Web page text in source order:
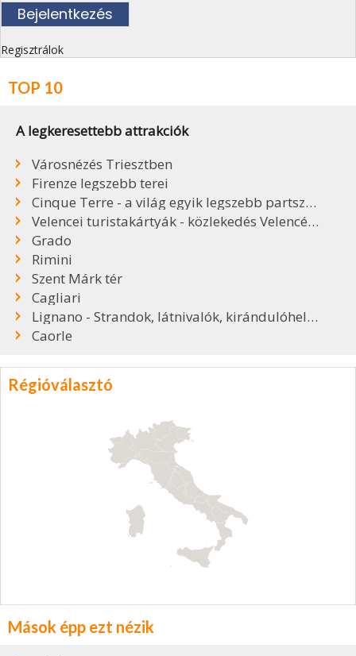
Regisztrálok
TOP 10
A legkeresettebb attrakciók
Városnézés Triesztben
Firenze legszebb terei
Cinque Terre - a világ egyik legszebb partszakasza
Velencei turistakártyák - közlekedés Velencében
Grado
Rimini
Szent Márk tér
Cagliari
Lignano - Strandok, látnivalók, kirándulóhelyek
Caorle
Régióválasztó
Mások épp ezt nézik